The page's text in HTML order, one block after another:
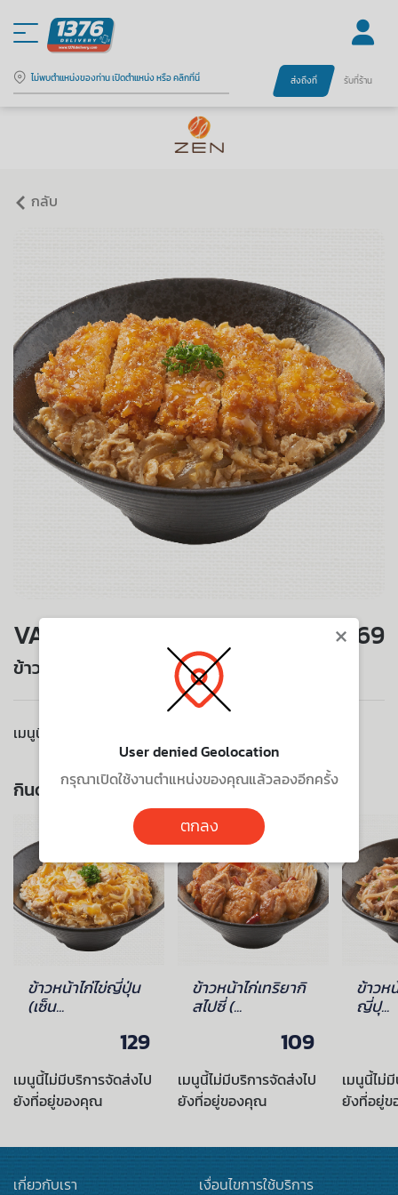
ไม่พบตำแหน่งของท่าน เปิดตำแหน่ง หรือ คลิกที่นี่ ส่งถึงที่ รับที่ร้าน
กลับ
VALUE SET 169
ข้าวหน้าหมูทอด (เซ็นโบว์)
เมนูนี้ไม่มีบริการจัดส่งไปยังที่อยู่ของคุณ
กินด้วยกัน ยิ่งอร่อย
ข้าวหน้าไก่ไข่ญี่ปุ่น
(เซ็น...
129
เมนูนี้ไม่มีบริการจัดส่งไป
ยังที่อยู่ของคุณ
ข้าวหน้าไก่เทริยากิ
สไปซี่ (...
109
เมนูนี้ไม่มีบริการจัดส่งไป
ยังที่อยู่ของคุณ
ข้าวห
ญี่ปุ...
เมนูนี้ไม่
ยังที่อยู่
เกี่ยวกับเรา เงื่อนไขการใช้บริการ
×
User denied Geolocation
กรุณาเปิดใช้งานตำแหน่งของคุณแล้วลองอีกครั้ง
ตกลง